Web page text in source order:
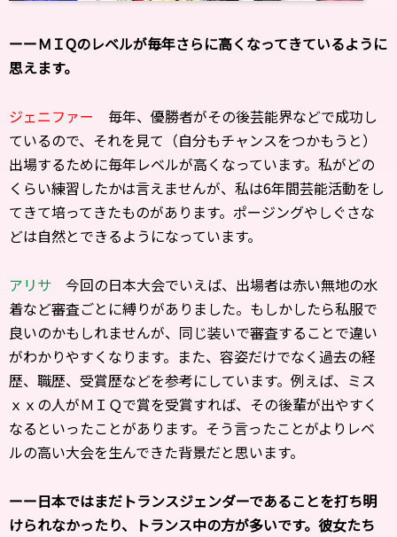
ーーＭＩQのレベルが毎年さらに高くなってきているように
思えます。
ジェニファー 毎年、優勝者がその後芸能界などで成功し
ているので、それを見て（自分もチャンスをつかもうと）
出場するために毎年レベルが高くなっています。私がどの
くらい練習したかは言えませんが、私は6年間芸能活動をし
てきて培ってきたものがあります。ポージングやしぐさな
どは自然とできるようになっています。
アリサ 今回の日本大会でいえば、出場者は赤い無地の水
着など審査ごとに縛りがありました。もしかしたら私服で
良いのかもしれませんが、同じ装いで審査することで違い
がわかりやすくなります。また、容姿だけでなく過去の経
歴、職歴、受賞歴などを参考にしています。例えば、ミス
ｘｘの人がＭＩＱで賞を受賞すれば、その後輩が出やすく
なるといったことがあります。そう言ったことがよりレベ
ルの高い大会を生んできた背景だと思います。
ーー日本ではまだトランスジェンダーであることを打ち明
けられなかったり、トランス中の方が多いです。彼女たち